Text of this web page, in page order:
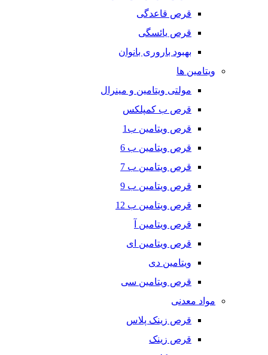
قرص قاعدگی
قرص یائسگی
بهبود باروری بانوان
ویتامین ها
مولتی ویتامین و مینرال
قرص ب کمپلکس
قرص ویتامین ب1
قرص ویتامین ب 6
قرص ویتامین ب 7
قرص ویتامین ب 9
قرص ویتامین ب 12
قرص ویتامین آ
قرص ویتامین ای
ویتامین دی
قرص ویتامین سی
مواد معدنی
قرص زینک پلاس
قرص زینک